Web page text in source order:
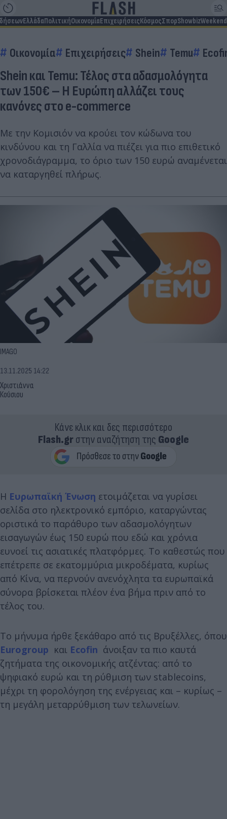
ΕλλάδαΠολιτικήΟικονομίαΕπιχειρήσειςΚόσμοςΣπορShowbizWeekend
Οικονομία Επιχειρήσεις Shein Temu
Shein και Temu: Τέλος στα αδασμολόγητα
των 150€ – Η Ευρώπη αλλάζει τους
κανόνες στο e-commerce
Με την Κομισιόν να κρούει τον κώδωνα του
κινδύνου και τη Γαλλία να πιέζει για πιο επιθετικό
χρονοδιάγραμμα, το όριο των 150 ευρώ αναμένεται
να καταργηθεί πλήρως.
IMAGO
Χριστιάννα
Κούσιου
13.11.2025 14:22
Κάνε κλικ και δες περισσότερο
Flash.grστην αναζήτηση της Google
Η Ευρωπαϊκή Ένωση ετοιμάζεται να γυρίσει
σελίδα στο ηλεκτρονικό εμπόριο, καταργώντας
οριστικά το παράθυρο των αδασμολόγητων
εισαγωγών έως 150 ευρώ που εδώ και χρόνια
ευνοεί τις ασιατικές πλατφόρμες. Το καθεστώς που
επέτρεπε σε εκατομμύρια μικροδέματα, κυρίως
από Κίνα, να περνούν ανενόχλητα τα ευρωπαϊκά
σύνορα βρίσκεται πλέον ένα βήμα πριν από το
τέλος του.
Το μήνυμα ήρθε ξεκάθαρο από τις Βρυξέλλες, όπου
Eurogroup και Ecofin άνοιξαν τα πιο καυτά
ζητήματα της οικονομικής ατζέντας: από το
ψηφιακό ευρώ και τη ρύθμιση των stablecoins,
μέχρι τη φορολόγηση της ενέργειας και – κυρίως –
τη μεγάλη μεταρρύθμιση των τελωνείων.